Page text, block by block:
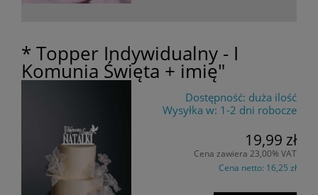
* Topper Indywidualny - I
Komunia Święta + imię"
Dostępność: duża ilość
Wysyłka w: 1-2 dni robocze
19,99 zł
Cena zawiera 23,00% VAT
Cena netto: 16,25 zł